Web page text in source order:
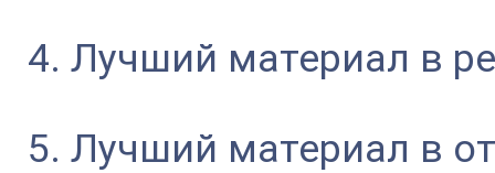
4. Лучший материал в
5. Лучший материал в